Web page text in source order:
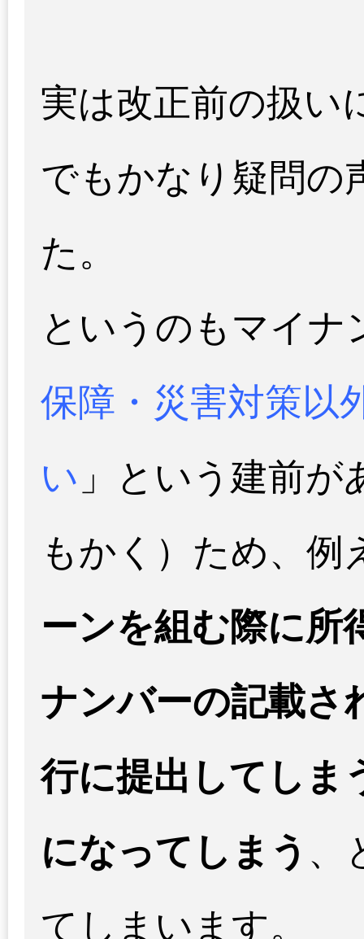
実は改正前の扱い
でもかなり疑問の
た。
というのもマイナ
保障・災害対策以
い 」という建前
もかく）ため、例
ーンを組む際に所
ナンバーの記載さ
行に提出してしま
になってしまう 、
てしまいます。